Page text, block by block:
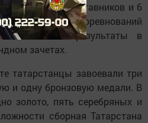
9 экспертов-наставников и 6
итогам соревнований
показали результаты в
зачетах.
татарстанцы завоевали три
и одну бронзовую медали. В
золото, пять серебряных и
сборная Татарстана